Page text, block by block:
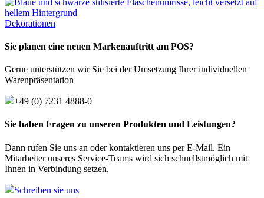
Dekorationen
Sie planen eine neuen Markenauftritt am POS?
Gerne unterstützen wir Sie bei der Umsetzung Ihrer individuellen
Warenpräsentation
+49 (0) 7231 4888-0
Sie haben Fragen zu unseren Produkten und Leistungen?
Dann rufen Sie uns an oder kontaktieren uns per E-Mail. Ein
Mitarbeiter unseres Service-Teams wird sich schnellstmöglich mit
Ihnen in Verbindung setzen.
Schreiben sie uns